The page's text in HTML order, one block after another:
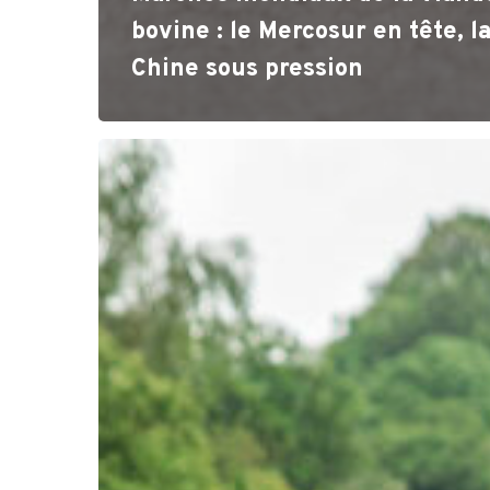
bovine : le Mercosur en tête, la
Chine sous pression
Union
européenne
à
27
:
la
viande
bovine
sous
tension
entre
pénurie,